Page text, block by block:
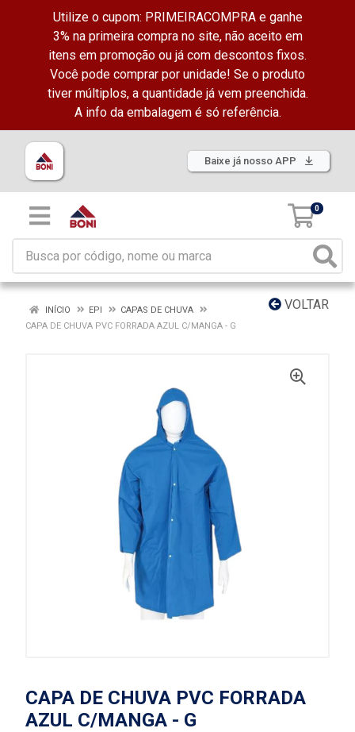
Utilize o cupom: PRIMEIRACOMPRA e ganhe
3% na primeira compra no site, não aceito em
itens em promoção ou já com descontos fixos.
Você pode comprar por unidade! Se o produto
tiver múltiplos, a quantidade já vem preenchida.
A info da embalagem é só referência.
Baixe já nosso APP
0
VOLTAR
INÍCIO EPI
CAPAS DE CHUVA
CAPA DE CHUVA PVC FORRADA AZUL C/MANGA - G
CAPA DE CHUVA PVC FORRADA
AZUL C/MANGA - G